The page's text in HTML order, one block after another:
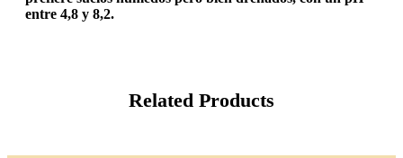
entre 4,8 y 8,2.
Related Products